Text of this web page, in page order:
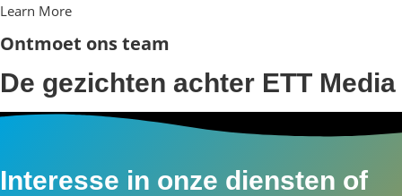
Learn More
Ontmoet ons team
De gezichten achter ETT Media
Interesse in onze diensten of